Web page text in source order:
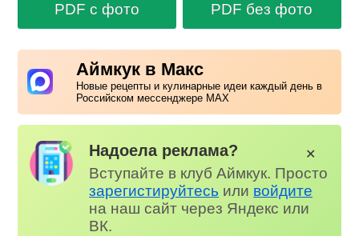
PDF с фото PDF без фото
Аймкук в Макс
Новые рецепты и кулинарные идеи каждый день в
Российском мессенджере MAX
Надоела реклама?
Вступайте в клуб Аймкук. Просто
зарегистируйтесь или войдите
на наш сайт через Яндекс или
ВК.
✕